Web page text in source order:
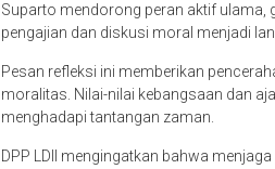
Suparto mendorong peran aktif ulama,
pengajian dan diskusi moral menjadi
Pesan refleksi ini memberikan
moralitas. Nilai-nilai kebangsaan dan
menghadapi tantangan zaman.
DPP LDII mengingatkan bahwa